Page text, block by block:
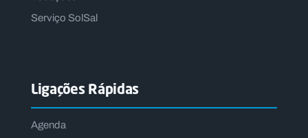
Serviço SolSal
Ligações Rápidas
Agenda